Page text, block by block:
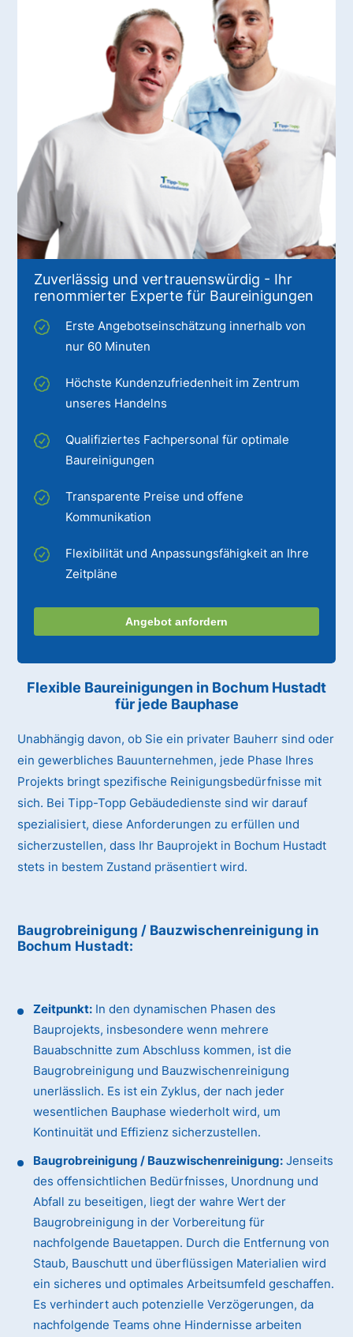
Zuverlässig und vertrauenswürdig - Ihr
renommierter Experte für Baureinigungen
Erste Angebotseinschätzung innerhalb von
nur 60 Minuten
Höchste Kundenzufriedenheit im Zentrum
unseres Handelns
Qualifiziertes Fachpersonal für optimale
Baureinigungen
Transparente Preise und offene
Kommunikation
Flexibilität und Anpassungsfähigkeit an Ihre
Zeitpläne
Angebot anfordern
Flexible Baureinigungen in Bochum Hustadt
für jede Bauphase
Unabhängig davon, ob Sie ein privater Bauherr sind oder
ein gewerbliches Bauunternehmen, jede Phase Ihres
Projekts bringt spezifische Reinigungsbedürfnisse mit
sich. Bei Tipp-Topp Gebäudedienste sind wir darauf
spezialisiert, diese Anforderungen zu erfüllen und
sicherzustellen, dass Ihr Bauprojekt in Bochum Hustadt
stets in bestem Zustand präsentiert wird.
Baugrobreinigung / Bauzwischenreinigung in
Bochum Hustadt:
Zeitpunkt: In den dynamischen Phasen des
Bauprojekts, insbesondere wenn mehrere
Bauabschnitte zum Abschluss kommen, ist die
Baugrobreinigung und Bauzwischenreinigung
unerlässlich. Es ist ein Zyklus, der nach jeder
wesentlichen Bauphase wiederholt wird, um
Kontinuität und Effizienz sicherzustellen.
Baugrobreinigung / Bauzwischenreinigung: Jenseits
des offensichtlichen Bedürfnisses, Unordnung und
Abfall zu beseitigen, liegt der wahre Wert der
Baugrobreinigung in der Vorbereitung für
nachfolgende Bauetappen. Durch die Entfernung von
Staub, Bauschutt und überflüssigen Materialien wird
ein sicheres und optimales Arbeitsumfeld geschaffen.
Es verhindert auch potenzielle Verzögerungen, da
nachfolgende Teams ohne Hindernisse arbeiten